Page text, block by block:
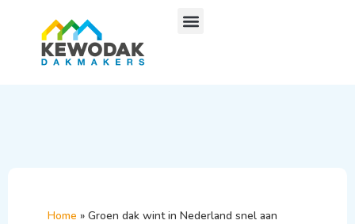
Home » Groen dak wint in Nederland snel aan